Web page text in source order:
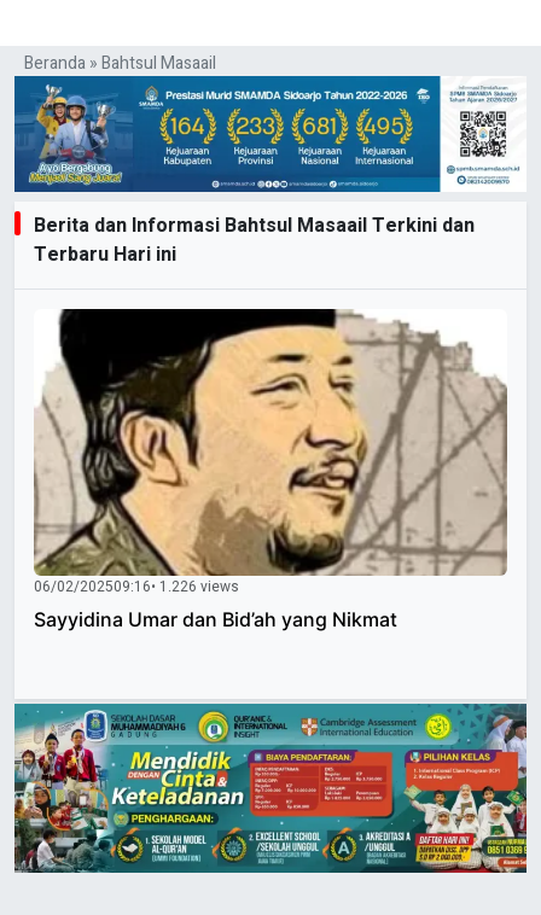
Beranda»Bahtsul Masaail
Berita dan Informasi Bahtsul Masaail Terkini dan
Terbaru Hari ini
06/02/202509:16• 1.226 views
Sayyidina Umar dan Bid’ah yang Nikmat